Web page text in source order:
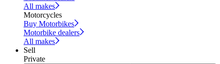
All makes
Motorcycles
Buy Motorbikes
Motorbike dealers
All makes
Sell
Private